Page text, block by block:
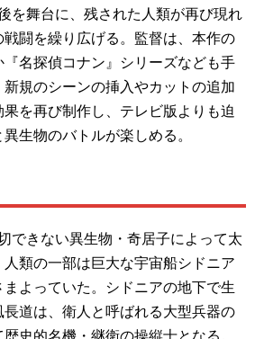
を舞台に、残された人類が再び現れ
闘を繰り広げる。監督は、本作の
名探偵コナン』シリーズなども手
規のシーンの挿入やカットの追加
を再び制作し、テレビ版よりも迫
生物のバトルが楽しめる。
できない異生物・奇居子によって太
類の一部は巨大な宇宙船シドニア
よっていた。シドニアの地下で生
道は、衛人と呼ばれる大型兵器の
史的名機・継衛の操縦士となる。